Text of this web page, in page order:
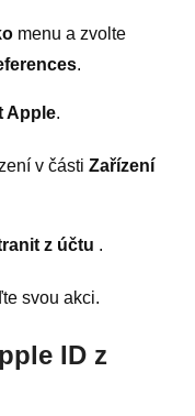
menu a zvolte
.
Apple.
v části Zařízení
z účtu .
svou akci.
ID z